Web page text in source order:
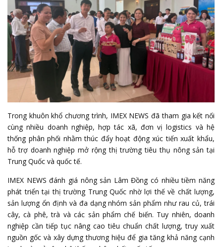
Trong khuôn khổ chương trình, IMEX NEWS đã tham gia kết nối
cùng nhiều doanh nghiệp, hợp tác xã, đơn vị logistics và hệ
thống phân phối nhằm thúc đẩy hoạt động xúc tiến xuất khẩu,
hỗ trợ doanh nghiệp mở rộng thị trường tiêu thụ nông sản tại
Trung Quốc và quốc tế.
IMEX NEWS đánh giá nông sản Lâm Đồng có nhiều tiềm năng
phát triển tại thị trường Trung Quốc nhờ lợi thế về chất lượng,
sản lượng ổn định và đa dạng nhóm sản phẩm như rau củ, trái
cây, cà phê, trà và các sản phẩm chế biến. Tuy nhiên, doanh
nghiệp cần tiếp tục nâng cao tiêu chuẩn chất lượng, truy xuất
nguồn gốc và xây dựng thương hiệu để gia tăng khả năng cạnh